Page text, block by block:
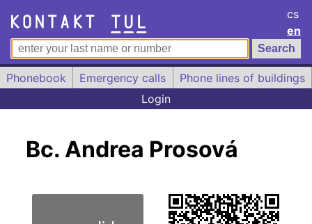
cs
en
Phonebook Emergency calls
Phone lines of buildings
Login
Bc. Andrea Prosová